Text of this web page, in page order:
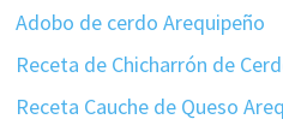
Adobo de cerdo Arequipeño
Receta de Chicharrón de
Receta Cauche de Queso